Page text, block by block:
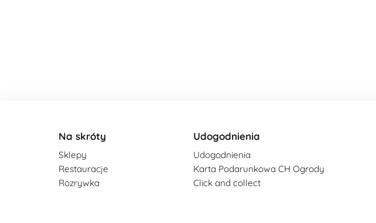
Na skróty
Sklepy
Restauracje
Rozrywka
Udogodnienia
Udogodnienia
Karta Podarunkowa CH Ogrody
Click and collect